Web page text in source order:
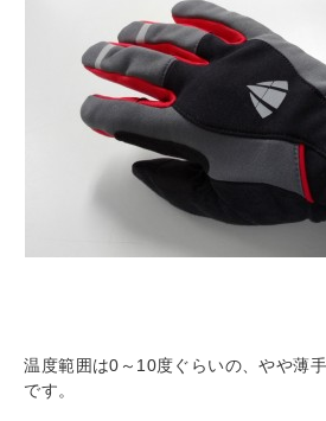
温度範囲は0～10度ぐらいの、やや薄
です。